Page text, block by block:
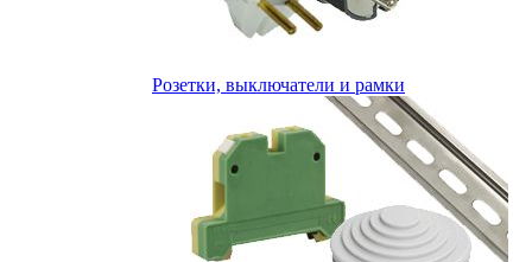
Розетки, выключатели и рамки